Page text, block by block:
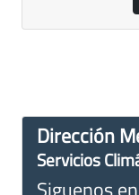
Dirección
Servicios
Siguenos en